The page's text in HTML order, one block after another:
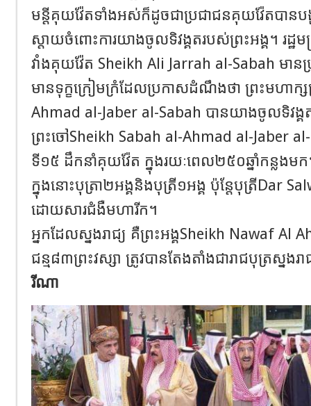
មន្តីគុយវ៉ែត​ទាំងអស់ក៏ដូចជាប្រជាជនគុយវ៉ែតបានប
ស្តាយចំពោះ​​ការយាងចូលទិវង្គតរបស់ព្រះអង្គ​។ រដ្ឋម
វាំង​គុយវ៉ែត Sheikh Ali Jarrah al-Sabah មា
មានទុក្ខក្រៀមក្រំដែលប្រកាសដំណឹងថា ព្រះមហាក្
Ahmad al-Jaber al-Sabah បានយាងចូលទិវង្គ
ព្រះចៅ​Sheikh Sabah al-Ahmad al-Jaber
ទី១៥​ ដឹកនាំគុយវ៉ែត ក្នុងរយៈពេល​២៥០ឆ្នាំកន្លងមក​
ក្នុងនោះបុត្រា​២អង្គនិងបុត្រី១អង្គ ប៉ុន្តែបុត្រីDar
ដោយសារជំងឺមហារីក​។
អ្នកដែលស្នងរាជ្យ គឺព្រះអង្គ​Sheikh Nawaf Al
ជន្ម៨៣ព្រះវស្សា ត្រូវបានតែងតាំងជារាជបុត្រស្នង
រីណា